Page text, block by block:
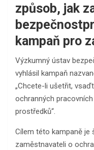
způsob, jak
kampaň pro
Výzkumný ústav
vyhlásil kampaň
„Chcete-li ušetřit,
ochranných pracovních
prostředků“.
Cílem této kampaně je
zaměstnavateli o